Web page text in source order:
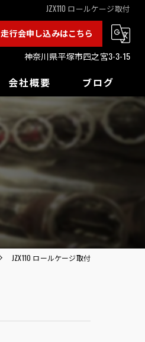
JZX110 ロールケージ取付
走行会申し込みはこちら
神奈川県平塚市四之宮3-3-15
会社概要 ブログ
JZX110 ロールケージ取付